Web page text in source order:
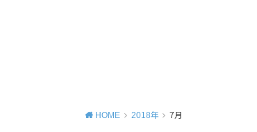
HOME 2018年 7月